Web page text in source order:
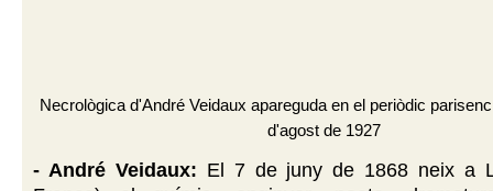
Necrològica d'André Veidaux apareguda en el periòdic
d'agost de 1927
- André Veidaux: El 7 de juny de 1868 neix a